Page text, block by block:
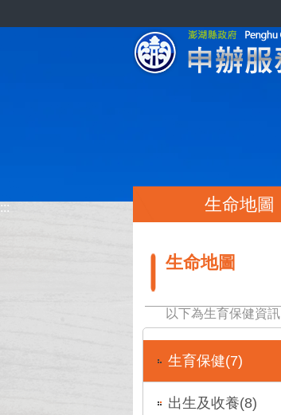
:::
生命地圖
生命地圖
以下為生育保健資訊
生育保健(7)
出生及收養(8)